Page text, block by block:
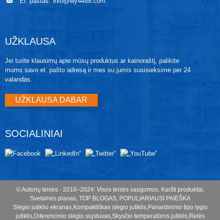
UŽKLAUSA
Jei turite klausimų apie mūsų produktus ar kainoraštį, palikite
mums savo el. pašto adresą ir mes su jumis susisieksime per 24
valandas.
UŽKLAUSA DABAR
SOCIALINIAI
© Autorių teisės - 2010–2024: Visos teisės saugomos. Karšti produktai,
Svetainės planas, TOP BLOGAS, POPULIARIAUSI PAIEŠKA
Slėgio jutiklio ekranas,Kompaktiškas slėgio jutiklis,Panardinimo tipo lygio
jutiklis,Diferencinio slėgio siųstuvas,Skysčio temperatūros jutiklis,Relės